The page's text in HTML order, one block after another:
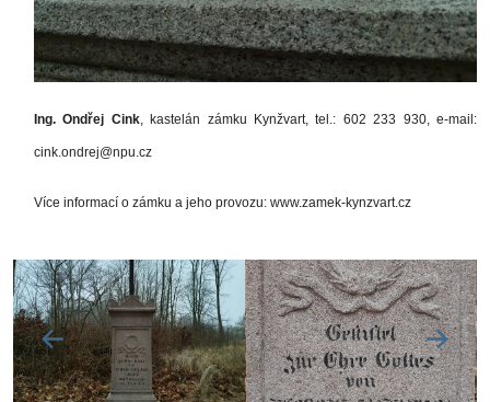
Ing. Ondřej Cink, kastelán zámku Kynžvart, tel.: 602 233 930, e-mail:
cink.ondrej@npu.cz
Více informací o zámku a jeho provozu: www.zamek-kynzvart.cz